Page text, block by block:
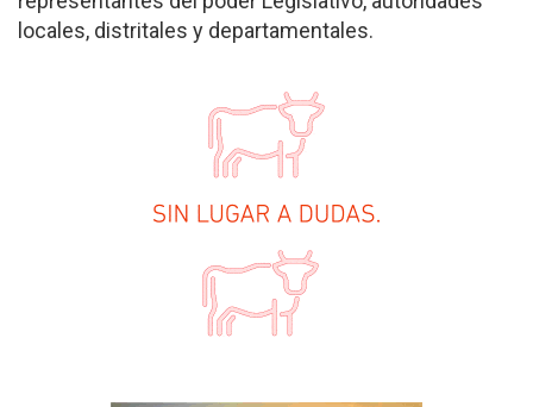
locales, distritales y departamentales.